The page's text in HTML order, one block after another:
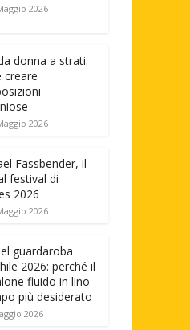
2026
donna a strati:
creare
2026
Fassbender, il
festival di
2026
2026
guardaroba
2026: perché il
fluido in lino
più desiderato
2026